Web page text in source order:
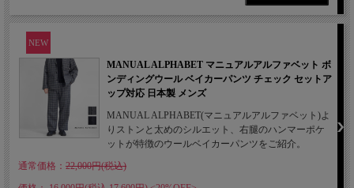
NEW
MANUAL ALPHABET マニュアルアルファベット ボ
ンディングウール ベイカーパンツ チェック セットア
ップ対応 日本製 メンズ
MANUAL ALPHABET(マニュアルアルファベット)よ
りストンと太めのシルエット、右腿のハンマーポケ
ットが特徴のウールベイカーパンツをご紹介。
通常価格： 22,000円(税込)